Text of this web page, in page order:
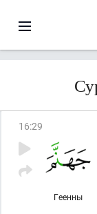
16:29
Геенны